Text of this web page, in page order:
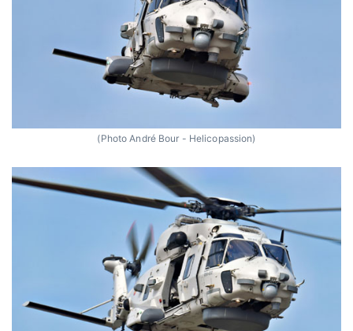
(Photo André Bour - Helicopassion)